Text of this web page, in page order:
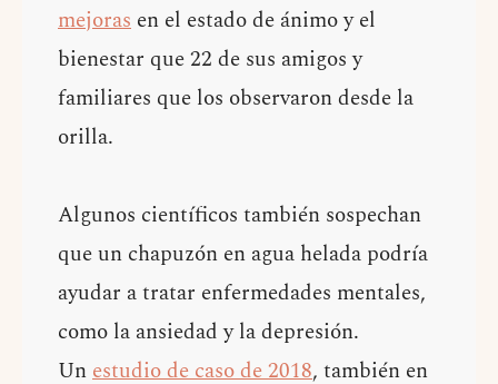
mejoras en el estado de ánimo y el
bienestar que 22 de sus amigos y
familiares que los observaron desde la
orilla.
Algunos científicos también sospechan
que un chapuzón en agua helada podría
ayudar a tratar enfermedades mentales,
como la ansiedad y la depresión.
Unestudio de caso de 2018, también en